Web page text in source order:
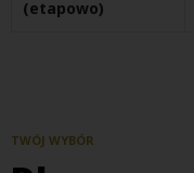
(etapowo)
TWÓJ WYBÓR